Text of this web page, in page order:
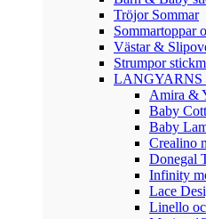
Tröjor Sommar
Sommartoppar
Västar &
Strumpor
LANGYARNS
Amira &
Baby
Baby
Crealino
Donegal
Infinity
Lace
Linello